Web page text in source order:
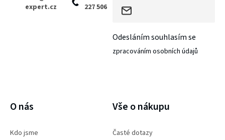
expert.cz
227 506
Odesláním souhlasím se
zpracováním osobních údajů
O nás
Kdo jsme
Vše o nákupu
Časté dotazy